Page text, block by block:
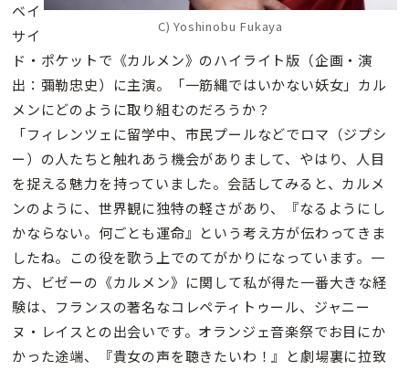
C) Yoshinobu Fukaya
ベイ
サイ
ド・ポケットで《カルメン》のハイライト版（企画・演
出：彌勒忠史）に主演。「一筋縄ではいかない妖女」カル
メンにどのように取り組むのだろうか？
「フィレンツェに留学中、市民プールなどでロマ（ジプシ
ー）の人たちと触れあう機会がありまして、やはり、人目
を捉える魅力を持っていました。会話してみると、カルメ
ンのように、世界観に独特の軽さがあり、『なるようにし
かならない。何ごとも運命』という考え方が伝わってきま
したね。この役を歌う上でのてがかりになっています。一
方、ビゼーの《カルメン》に関して私が得た一番大きな経
験は、フランスの著名なコレペティトゥール、ジャニー
ヌ・レイスとの出会いです。オランジェ音楽祭でお目にか
かった途端、『貴女の声を聴きたいわ！』と劇場裏に拉致